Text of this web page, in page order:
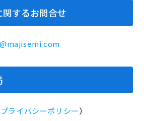
するお問合せ
プライバシーポリシー）